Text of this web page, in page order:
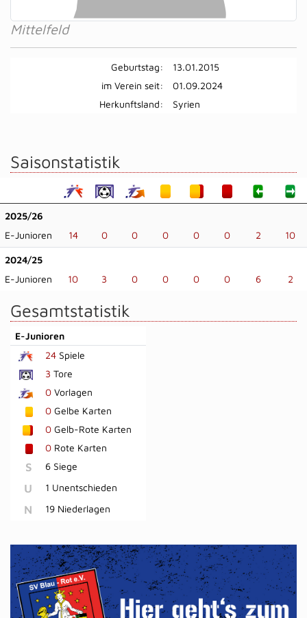
Mittelfeld
Geburtstag:
13.01.2015
im Verein seit:
01.09.2024
Herkunftsland:
Syrien
Saisonstatistik
2025/26
E-Junioren
14 0 0 0 0 0 2 10
2024/25
E-Junioren
10 3 0 0 0 0 6 2
Gesamtstatistik
E-Junioren
24 Spiele
3 Tore
0 Vorlagen
0 Gelbe Karten
0 Gelb-Rote Karten
0 Rote Karten
S 6 Siege
U 1 Unentschieden
N 19 Niederlagen